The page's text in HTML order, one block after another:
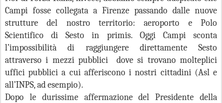
Campi fosse collegata a Firenze passando dalle nuove
strutture del nostro territorio: aeroporto e Polo
Scientifico di Sesto in primis. Oggi Campi sconta
l’impossibilità di raggiungere direttamente Sesto
attraverso i mezzi pubblici dove si trovano molteplici
uffici pubblici a cui afferiscono i nostri cittadini (Asl e
all’INPS, ad esempio).
Dopo le durissime affermazione del Presidente della